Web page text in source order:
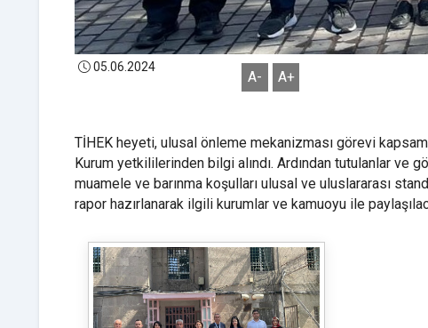
05.06.2024
A- A+
TİHEK heyeti, ulusal önleme mekanizması görevi
Kurum yetkililerinden bilgi alındı. Ardından tutulanlar
muamele ve barınma koşulları ulusal ve uluslararası
rapor hazırlanarak ilgili kurumlar ve kamuoyu ile